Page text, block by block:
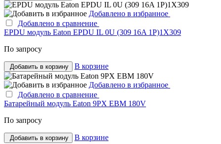
Добавлено в избранное
Добавлено в сравнение
EPDU модуль Eaton EPDU IL 0U (309 16A 1P)1X309
По запросу
Добавить в корзину В корзине
Добавлено в избранное
Добавлено в сравнение
Батарейный модуль Eaton 9PX EBM 180V
По запросу
Добавить в корзину В корзине